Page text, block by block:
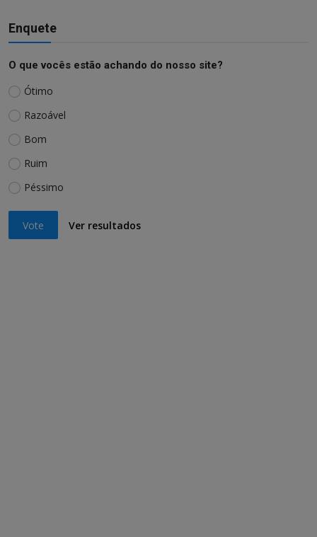
Enquete
O que vocês estão achando do nosso site?
Ótimo
Razoável
Bom
Ruim
Péssimo
Vote Ver resultados